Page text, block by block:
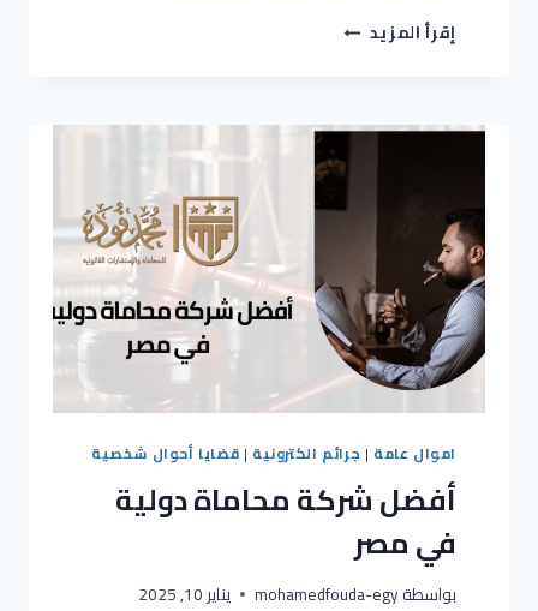
إقرأ المزيد
اموال عامة | جرائم الكترونية | قضايا أحوال شخصية
أفضل شركة محاماة دولية
في مصر
بواسطةmohamedfouda-egy يناير 10, 2025